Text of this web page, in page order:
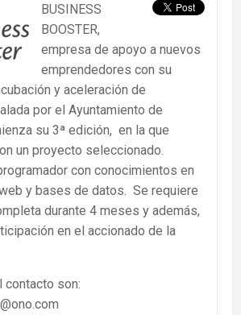
BUSINESS
BOOSTER,
empresa de apoyo a nuevos
emprendedores con su
y aceleración de
por el Ayuntamiento de
su 3ª edición, en la que
un proyecto seleccionado.
con conocimientos en
y bases de datos. Se requiere
durante 4 meses y además,
en el accionado de la
contacto son: